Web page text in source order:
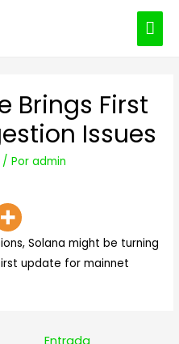
Brings First
Issues
/ Poradmin
Solana might be turning
update for mainnet